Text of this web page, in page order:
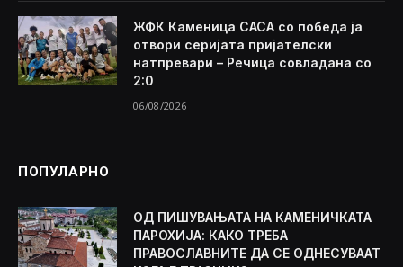
ЖФК Каменица САСА со победа ја
отвори серијата пријателски
натпревари – Речица совладана со
2:0
06/08/2026
ПОПУЛАРНО
ОД ПИШУВАЊАТА НА КАМЕНИЧКАТА
ПАРОХИЈА: КАКО ТРЕБА
ПРАВОСЛАВНИТЕ ДА СЕ ОДНЕСУВААТ